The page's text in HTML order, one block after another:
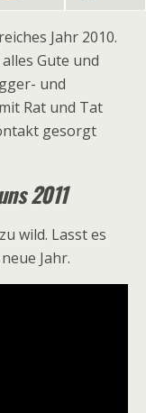
Jahr 2010.
Gute und
und
Rat und Tat
gesorgt
2011
wild. Lasst es
Jahr.